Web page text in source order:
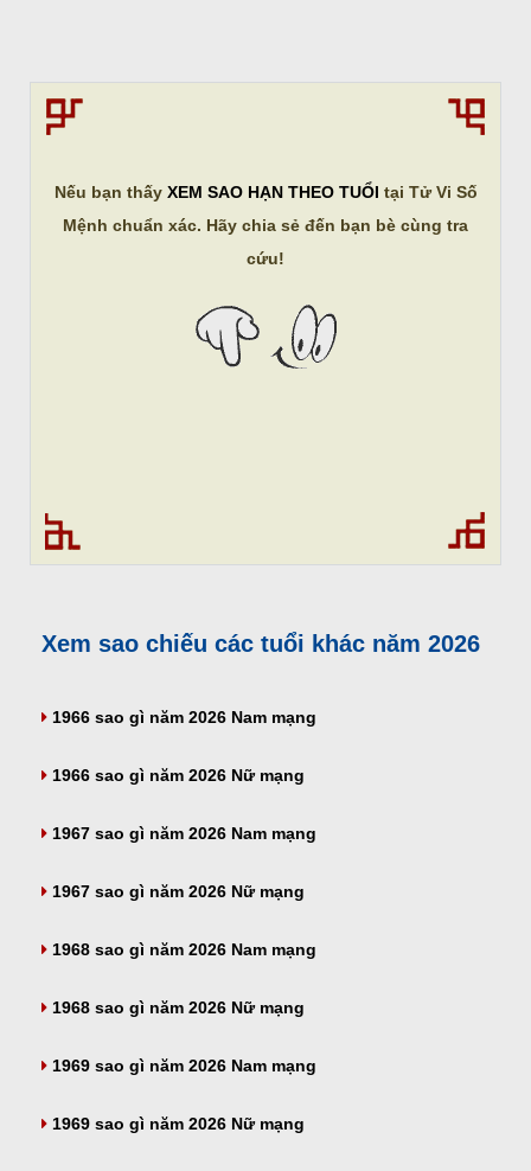
Nếu bạn thấy XEM SAO HẠN THEO TUỔI tại Tử Vi Số
Mệnh chuẩn xác. Hãy chia sẻ đến bạn bè cùng tra
cứu!
Xem sao chiếu các tuổi khác năm 2026
1966 sao gì năm 2026 Nam mạng
1966 sao gì năm 2026 Nữ mạng
1967 sao gì năm 2026 Nam mạng
1967 sao gì năm 2026 Nữ mạng
1968 sao gì năm 2026 Nam mạng
1968 sao gì năm 2026 Nữ mạng
1969 sao gì năm 2026 Nam mạng
1969 sao gì năm 2026 Nữ mạng